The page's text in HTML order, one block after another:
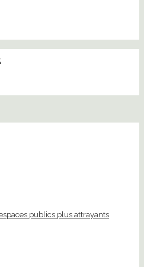
publics plus attrayants